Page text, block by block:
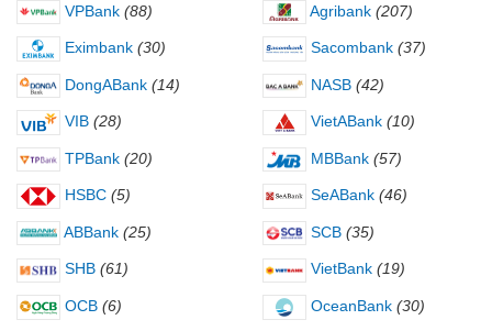
VPBank (88) Agribank (207)
Eximbank (30) Sacombank (37)
DongABank (14) NASB (42)
VIB (28) VietABank (10)
TPBank (20) MBBank (57)
HSBC (5) SeABank (46)
ABBank (25) SCB (35)
SHB (61) VietBank (19)
OCB (6) OceanBank (30)